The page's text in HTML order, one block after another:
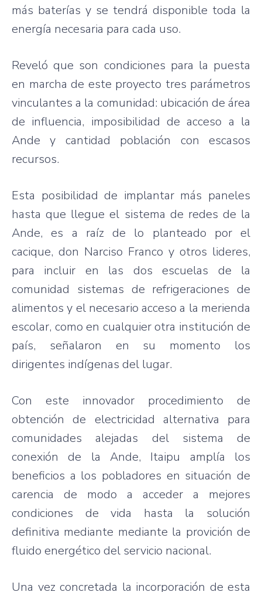
más baterías y se tendrá disponible toda la
energía necesaria para cada uso.
Reveló que son condiciones para la puesta
en marcha de este proyecto tres parámetros
vinculantes a la comunidad: ubicación de área
de influencia, imposibilidad de acceso a la
Ande y cantidad población con escasos
recursos.
Esta posibilidad de implantar más paneles
hasta que llegue el sistema de redes de la
Ande, es a raíz de lo planteado por el
cacique, don Narciso Franco y otros lideres,
para incluir en las dos escuelas de la
comunidad sistemas de refrigeraciones de
alimentos y el necesario acceso a la merienda
escolar, como en cualquier otra institución de
país, señalaron en su momento los
dirigentes indígenas del lugar.
Con este innovador procedimiento de
obtención de electricidad alternativa para
comunidades alejadas del sistema de
conexión de la Ande, Itaipu amplía los
beneficios a los pobladores en situación de
carencia de modo a acceder a mejores
condiciones de vida hasta la solución
definitiva mediante mediante la provición de
fluido energético del servicio nacional.
Una vez concretada la incorporación de esta